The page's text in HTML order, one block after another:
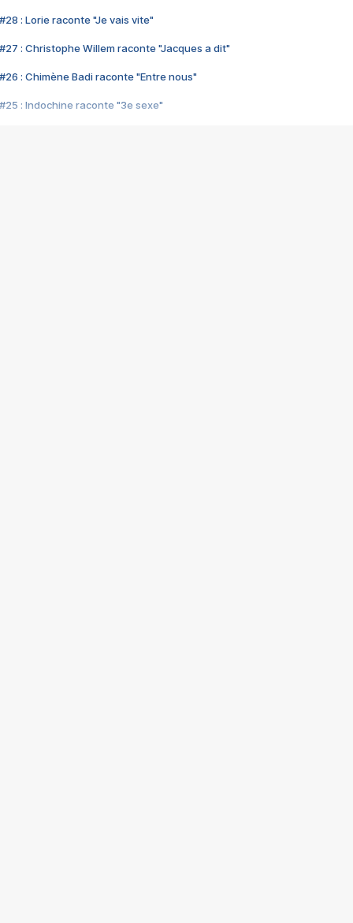
#28 : Lorie raconte "Je vais vite"
#27 : Christophe Willem raconte "Jacques a dit"
#26 : Chimène Badi raconte "Entre nous"
#25 : Indochine raconte "3e sexe"